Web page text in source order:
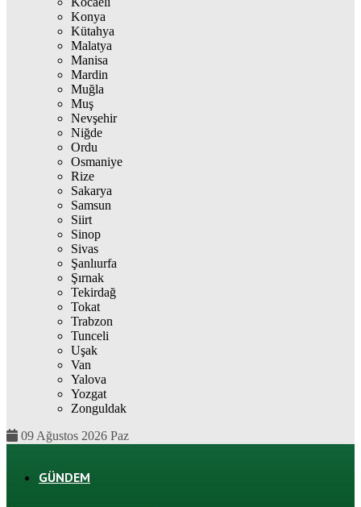
Konya
Kütahya
Malatya
Manisa
Mardin
Muğla
Muş
Nevşehir
Niğde
Ordu
Osmaniye
Rize
Sakarya
Samsun
Siirt
Sinop
Sivas
Şanlıurfa
Şırnak
Tekirdağ
Tokat
Trabzon
Tunceli
Uşak
Van
Yalova
Yozgat
Zonguldak
09 Ağustos 2026 Paz
GÜNDEM